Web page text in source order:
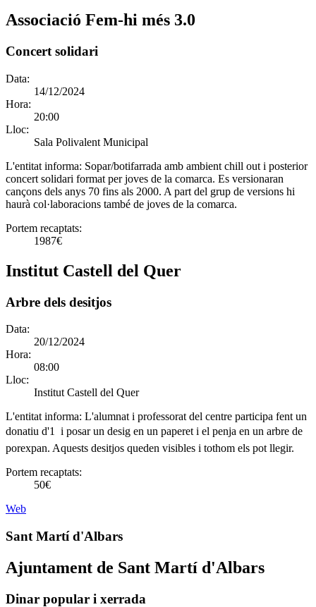
Associació Fem-hi més 3.0
Concert solidari
Data:
14/12/2024
Hora:
20:00
Lloc:
Sala Polivalent Municipal
L'entitat informa: Sopar/botifarrada amb ambient chill out i posterior
concert solidari format per joves de la comarca. Es versionaran
cançons dels anys 70 fins als 2000. A part del grup de versions hi
haurà col·laboracions també de joves de la comarca.
Portem recaptats:
1987€
Institut Castell del Quer
Arbre dels desitjos
Data:
20/12/2024
Hora:
08:00
Lloc:
Institut Castell del Quer
L'entitat informa: L'alumnat i professorat del centre participa fent un
donatiu d'1  i posar un desig en un paperet i el penja en un arbre de
porexpan. Aquests desitjos queden visibles i tothom els pot llegir.
Portem recaptats:
50€
Web
Sant Martí d'Albars
Ajuntament de Sant Martí d'Albars
Dinar popular i xerrada